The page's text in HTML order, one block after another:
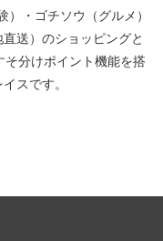
） ・ ゴチソウ（グルメ）
送） のショッピングと
そ分けポイント機能を搭
スです。